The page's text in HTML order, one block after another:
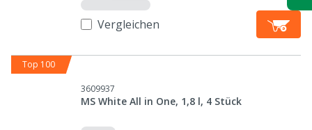
Vergleichen
Top 100
3609937
MS White All in One, 1,8 l, 4 Stück